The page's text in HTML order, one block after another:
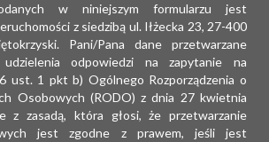
w niniejszym formularzu jest
z siedzibą ul. Iłżecka 23, 27-400
Pani/Pana dane przetwarzane
odpowiedzi na zapytanie na
ust. 1 pkt b) Ogólnego Rozporządzenia o
Osobowych (RODO) z dnia 27 kwietnia
z zasadą, która głosi, że przetwarzanie
jest zgodne z prawem, jeśli jest